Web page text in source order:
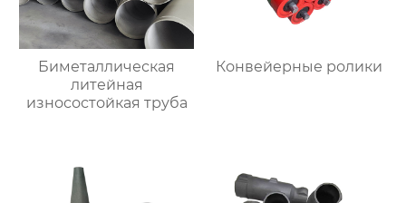
Биметаллическая
литейная
износостойкая труба
Конвейерные ролики